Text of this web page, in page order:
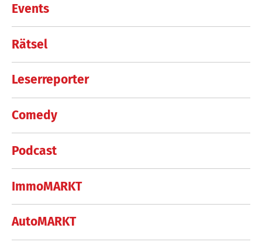
Events
Rätsel
Leserreporter
Comedy
Podcast
ImmoMARKT
AutoMARKT